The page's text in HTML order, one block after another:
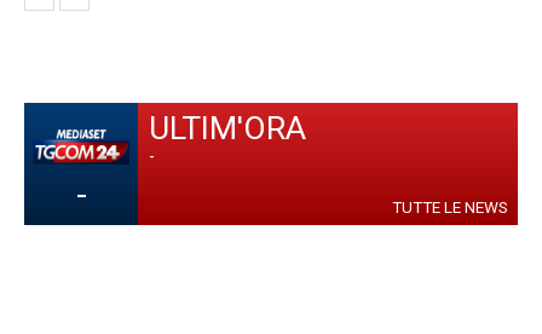
-
ULTIM'ORA
-
TUTTE LE NEWS